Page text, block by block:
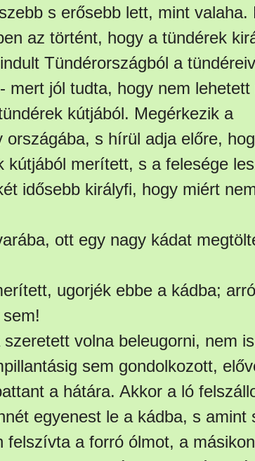
s erősebb lett, mint valaha.
az történt, hogy a tündérek
Tündérországból a
mert jól tudta, hogy nem lehetett
kútjából. Megérkezik a
s hírül adja előre,
kútjából merített, s a felesége
idősebb királyfi, hogy miért
ott egy nagy kádat
ugorjék ebbe a kádba;
volna beleugorni, nem
sem gondolkozott,
a hátára. Akkor a ló
egyenest le a kádba, s amint
felszívta a forró ólmot, a másikon